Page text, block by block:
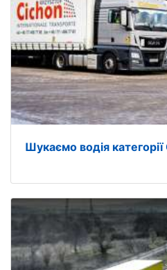
Шукаємо водія